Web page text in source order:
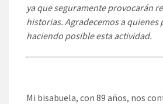
ya que seguramente provocarán
historias. Agradecemos a
haciendo posible esta actividad.
Mi bisabuela, con 89 años, nos